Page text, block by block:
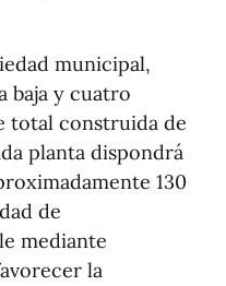
municipal,
baja y cuatro
total construida de
planta dispondrá
130
de
mediante
la